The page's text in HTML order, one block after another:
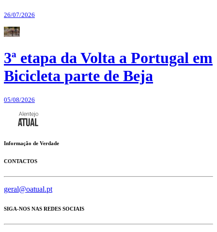
26/07/2026
3ª etapa da Volta a Portugal em
Bicicleta parte de Beja
05/08/2026
Informação de Verdade
CONTACTOS
geral@oatual.pt
SIGA-NOS NAS REDES SOCIAIS